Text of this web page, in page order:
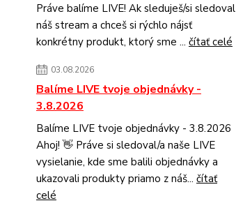
Práve balíme LIVE! Ak sleduješ/si sledoval
náš stream a chceš si rýchlo nájsť
konkrétny produkt, ktorý sme ... čítať celé
03.08.2026
Balíme LIVE tvoje objednávky -
3.8.2026
Balíme LIVE tvoje objednávky - 3.8.2026
Ahoj! 👋 Práve si sledoval/a naše LIVE
vysielanie, kde sme balili objednávky a
ukazovali produkty priamo z náš... čítať
celé